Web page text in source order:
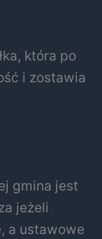
która po
i zostawia
gmina jest
jeżeli
a ustawowe